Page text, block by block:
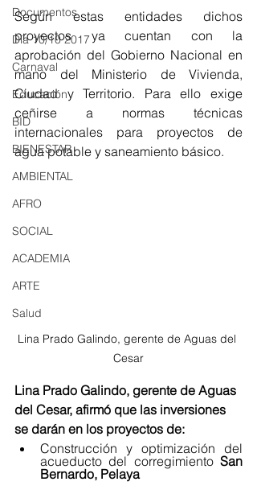
Documentos
Día 10/10 2017
Carnaval
Educación
BID
BIENESTAR
AMBIENTAL
AFRO
SOCIAL
ACADEMIA
ARTE
Salud
Según estas entidades dichos
proyectos ya cuentan con la
aprobación del Gobierno Nacional en
mano del Ministerio de Vivienda,
Ciudad y Territorio. Para ello exige
ceñirse a normas técnicas
internacionales para proyectos de
agua potable y saneamiento básico.
Lina Prado Galindo, gerente de Aguas del
Cesar
Lina Prado Galindo, gerente de Aguas
del Cesar, afirmó que las inversiones
se darán en los proyectos de:
Construcción y optimización del
acueducto del corregimiento San
Bernardo, Pelaya